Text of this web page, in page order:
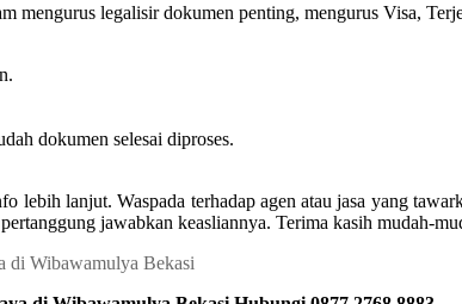
mengurus legalisir dokumen penting, mengurus Visa,
dokumen selesai diproses.
lanjut. Waspada terhadap agen atau jasa yang
jawabkan keasliannya. Terima kasih mudah-